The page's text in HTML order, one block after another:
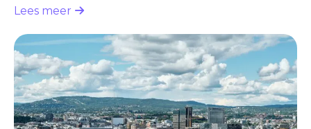
het eerst geopend. Sindsdien wordt de Nobelprijs
uitgereikt. Je kunt hier terecht voor wisselende
tentoonstellingen en actuele documentaires.
Daarnaast vind je er ook nog films, lezingen en nog
veel meer! In dit museum leer je meer over de
winnaars van de Nobelpri
Lees meer